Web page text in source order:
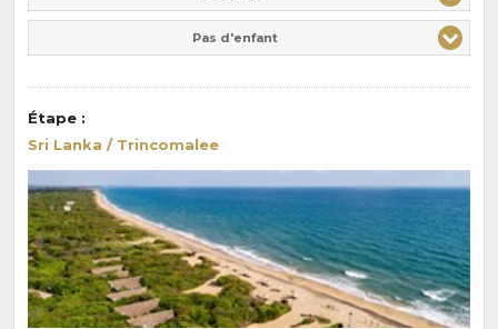
Pas d'enfant
Étape :
Sri Lanka / Trincomalee